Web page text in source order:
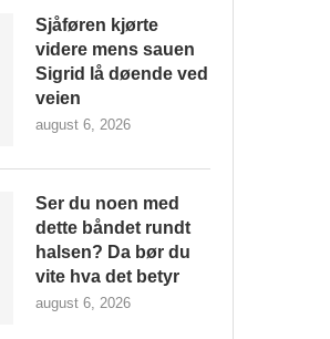
Sjåføren kjørte
videre mens sauen
Sigrid lå døende ved
veien
august 6, 2026
Ser du noen med
dette båndet rundt
halsen? Da bør du
vite hva det betyr
august 6, 2026